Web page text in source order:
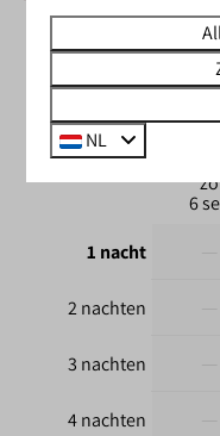
2 gasten
ma07-09-2026
zo
6
1 nacht
2 nachten
3 nachten
4 nachten
NL